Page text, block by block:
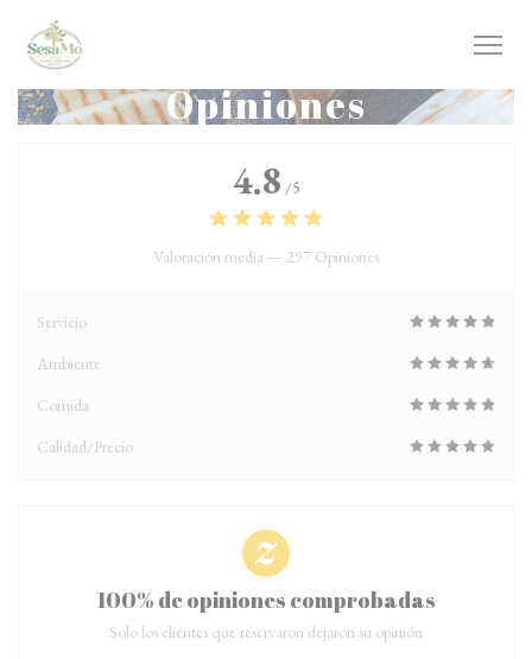
Personalización de sus opciones de cookies
Opiniones
4.8 /5
Valoración media — 297 Opiniones
Servicio
Ambiente
Comida
Calidad/Precio
100% de opiniones comprobadas
Solo los clientes que reservaron dejaron su opinión